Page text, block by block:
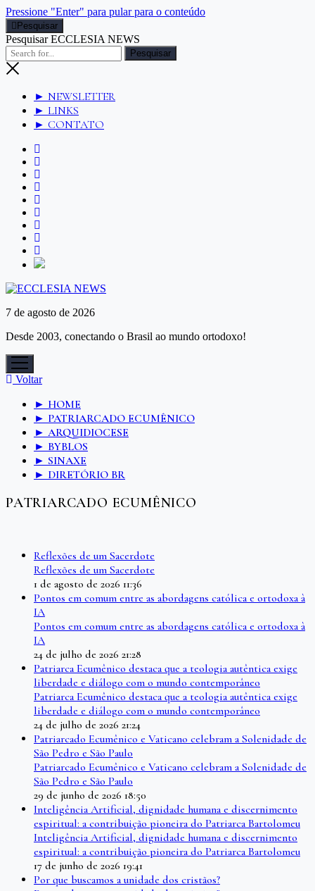
Pressione "Enter" para pular para o conteúdo
Pesquisar
Pesquisar ECCLESIA NEWS
► NEWSLETTER
► LINKS
► CONTATO
7 de agosto de 2026
Desde 2003, conectando o Brasil ao mundo ortodoxo!
Abrir
menu
Voltar
► HOME
► PATRIARCADO ECUMÊNICO
► ARQUIDIOCESE
► BYBLOS
► SINAXE
► DIRETÓRIO BR
PATRIARCADO ECUMÊNICO
Reflexões de um Sacerdote
Reflexões de um Sacerdote
1 de agosto de 2026 11:36
Pontos em comum entre as abordagens católica e ortodoxa à
IA
Pontos em comum entre as abordagens católica e ortodoxa à
IA
24 de julho de 2026 21:28
Patriarca Ecumênico destaca que a teologia autêntica exige
liberdade e diálogo com o mundo contemporâneo
Patriarca Ecumênico destaca que a teologia autêntica exige
liberdade e diálogo com o mundo contemporâneo
24 de julho de 2026 21:24
Patriarcado Ecumênico e Vaticano celebram a Solenidade de
São Pedro e São Paulo
Patriarcado Ecumênico e Vaticano celebram a Solenidade de
São Pedro e São Paulo
29 de junho de 2026 18:50
Inteligência Artificial, dignidade humana e discernimento
espiritual: a contribuição pioneira do Patriarca Bartolomeu
Inteligência Artificial, dignidade humana e discernimento
espiritual: a contribuição pioneira do Patriarca Bartolomeu
17 de junho de 2026 19:41
Por que buscamos a unidade dos cristãos?